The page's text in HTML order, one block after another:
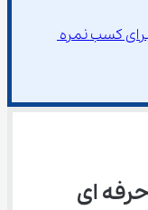
کسب نمره
ای